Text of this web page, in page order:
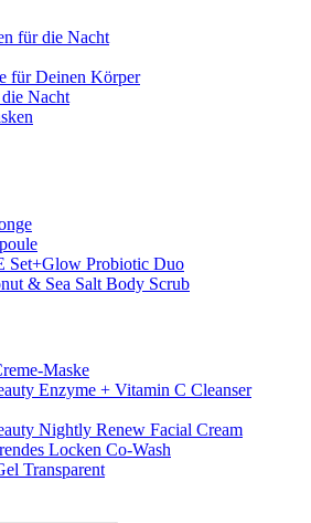
für die Nacht
für Deinen Körper
Nacht
Probiotic Duo
& Sea Salt Body Scrub
Maske
Enzyme + Vitamin C Cleanser
Nightly Renew Facial Cream
Locken Co-Wash
Transparent